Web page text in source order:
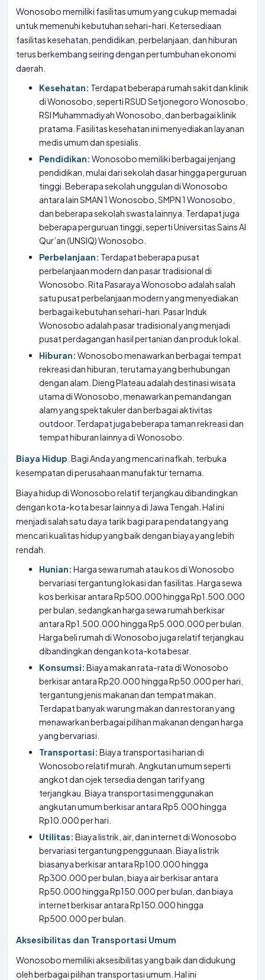
Wonosobo memiliki fasilitas umum yang cukup memadai
untuk memenuhi kebutuhan sehari-hari. Ketersediaan
fasilitas kesehatan, pendidikan, perbelanjaan, dan hiburan
terus berkembang seiring dengan pertumbuhan ekonomi
daerah.
Kesehatan: Terdapat beberapa rumah sakit dan klinik
di Wonosobo, seperti RSUD Setjonegoro Wonosobo,
RSI Muhammadiyah Wonosobo, dan berbagai klinik
pratama. Fasilitas kesehatan ini menyediakan layanan
medis umum dan spesialis.
Pendidikan: Wonosobo memiliki berbagai jenjang
pendidikan, mulai dari sekolah dasar hingga perguruan
tinggi. Beberapa sekolah unggulan di Wonosobo
antara lain SMAN 1 Wonosobo, SMPN 1 Wonosobo,
dan beberapa sekolah swasta lainnya. Terdapat juga
beberapa perguruan tinggi, seperti Universitas Sains Al
Qur’an (UNSIQ) Wonosobo.
Perbelanjaan: Terdapat beberapa pusat
perbelanjaan modern dan pasar tradisional di
Wonosobo. Rita Pasaraya Wonosobo adalah salah
satu pusat perbelanjaan modern yang menyediakan
berbagai kebutuhan sehari-hari. Pasar Induk
Wonosobo adalah pasar tradisional yang menjadi
pusat perdagangan hasil pertanian dan produk lokal.
Hiburan: Wonosobo menawarkan berbagai tempat
rekreasi dan hiburan, terutama yang berhubungan
dengan alam. Dieng Plateau adalah destinasi wisata
utama di Wonosobo, menawarkan pemandangan
alam yang spektakuler dan berbagai aktivitas
outdoor. Terdapat juga beberapa taman rekreasi dan
tempat hiburan lainnya di Wonosobo.
Biaya Hidup . Bagi Anda yang mencari nafkah, terbuka
kesempatan di perusahaan manufaktur ternama.
Biaya hidup di Wonosobo relatif terjangkau dibandingkan
dengan kota-kota besar lainnya di Jawa Tengah. Hal ini
menjadi salah satu daya tarik bagi para pendatang yang
mencari kualitas hidup yang baik dengan biaya yang lebih
rendah.
Hunian: Harga sewa rumah atau kos di Wonosobo
bervariasi tergantung lokasi dan fasilitas. Harga sewa
kos berkisar antara Rp500.000 hingga Rp1.500.000
per bulan, sedangkan harga sewa rumah berkisar
antara Rp1.500.000 hingga Rp5.000.000 per bulan.
Harga beli rumah di Wonosobo juga relatif terjangkau
dibandingkan dengan kota-kota besar.
Konsumsi: Biaya makan rata-rata di Wonosobo
berkisar antara Rp20.000 hingga Rp50.000 per hari,
tergantung jenis makanan dan tempat makan.
Terdapat banyak warung makan dan restoran yang
menawarkan berbagai pilihan makanan dengan harga
yang bervariasi.
Transportasi: Biaya transportasi harian di
Wonosobo relatif murah. Angkutan umum seperti
angkot dan ojek tersedia dengan tarif yang
terjangkau. Biaya transportasi menggunakan
angkutan umum berkisar antara Rp5.000 hingga
Rp10.000 per hari.
Utilitas: Biaya listrik, air, dan internet di Wonosobo
bervariasi tergantung penggunaan. Biaya listrik
biasanya berkisar antara Rp100.000 hingga
Rp300.000 per bulan, biaya air berkisar antara
Rp50.000 hingga Rp150.000 per bulan, dan biaya
internet berkisar antara Rp150.000 hingga
Rp500.000 per bulan.
Aksesibilitas dan Transportasi Umum
Wonosobo memiliki aksesibilitas yang baik dan didukung
oleh berbagai pilihan transportasi umum. Hal ini